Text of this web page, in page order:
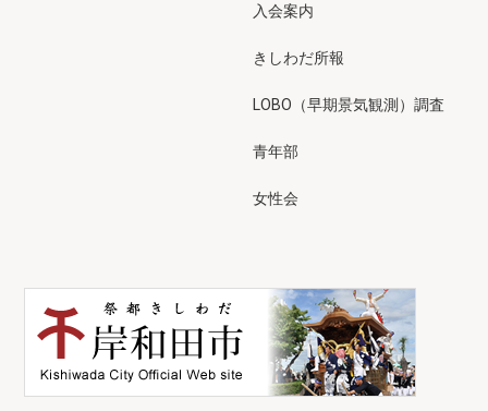
入会案内
きしわだ所報
LOBO（早期景気観測）調査
青年部
女性会